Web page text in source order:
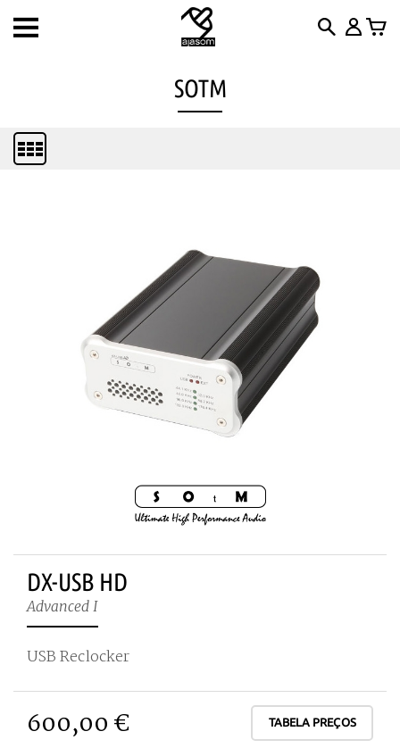
Toggle
SOTM
DX-USB HD
Advanced I
USB Reclocker
600,00 € TABELA PREÇOS